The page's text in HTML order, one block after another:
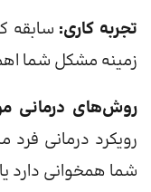
تجربه کاری: سابقه
زمینه مشکل شما
روش‌های درمانی
رویکرد درمانی فرد
شما همخوانی دارد